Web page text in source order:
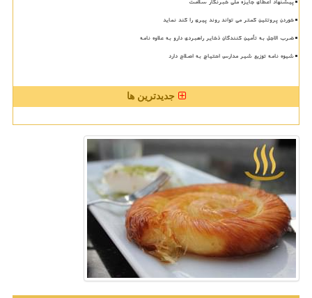
خوردن پروتئین کمتر می تواند روند پیری را کند نماید
ضرب الاجل به تأمین کنندگان ذخایر راهبردی دارو به علاوه نامه
شیوه نامه توزیع شیر مدارس احتیاج به اصلاح دارد
جدیدترین ها